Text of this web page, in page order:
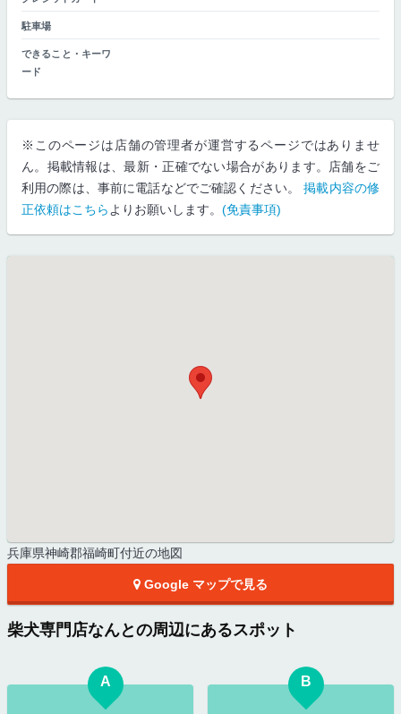
駐車場
できること・キーワ
ード
※このページは店舗の管理者が運営するページではありませ
ん。掲載情報は、最新・正確でない場合があります。店舗をご
利用の際は、事前に電話などでご確認ください。掲載内容の修
正依頼はこちら よりお願いします。 (免責事項)
兵庫県神崎郡福崎町付近の地図
Google マップで見る
柴犬専門店なんとの周辺にあるスポット
A B